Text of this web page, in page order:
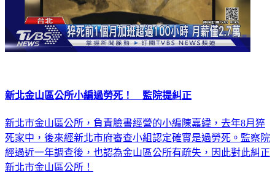
新北金山區公所小編過勞死！ 監院提糾正
新北市金山區公所，負責臉書經營的小編陳嘉緯，去年8月猝
死家中，後來經新北市府審查小組認定確實是過勞死。監察院
經過近一年調查後，也認為金山區公所有疏失，因此對此糾正
新北市金山區公所！